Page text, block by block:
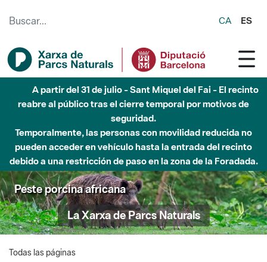
CA ES
A partir del 31 de julio - Sant Miquel del Fai - El recinto
reabre al público tras el cierre temporal por motivos de
seguridad.
Temporalmente, las personas con movilidad reducida no
pueden acceder en vehículo hasta la entrada del recinto
debido a una restricción de paso en la zona de la Foradada.
Peste porcina africana
La Xarxa de Parcs Naturals
Todas las páginas